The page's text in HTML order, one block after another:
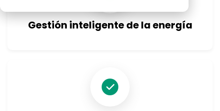
Gestión inteligente de la energía